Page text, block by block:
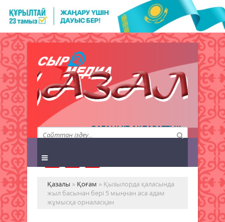
QAZALY.KZ АҚПАРАТТЫҚ
АГЕНТТІГІ
Қазалы » Қоғам » Қызылорда қаласында
жыл басынан бері 5 мыңнан аса адам
жұмысқа орналасқан